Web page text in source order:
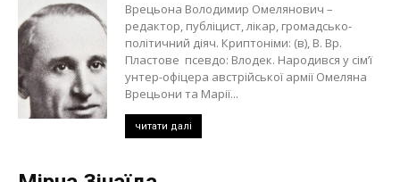
Врецьона Володимир Омелянович –
редактор, публіцист, лікар, громадсько-
політичний діяч. Криптоніми: (в), В. Вр.
Пластове псевдо: Влодек. Народився у сім’ї
унтер-офіцера австрійської армії Омеляна
Врецьони та Марії...
читати далі